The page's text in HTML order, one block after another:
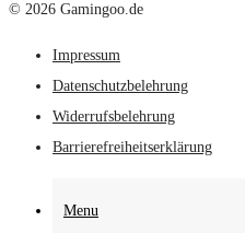
© 2026 Gamingoo.de
Impressum
Datenschutzbelehrung
Widerrufsbelehrung
Barrierefreiheitserklärung
Menu